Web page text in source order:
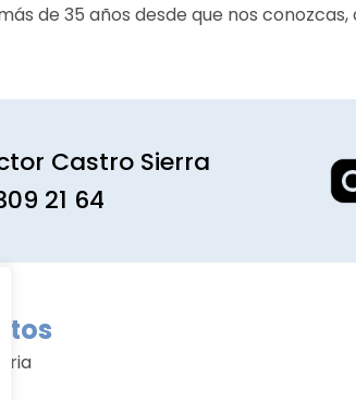
de 35 años desde que nos
Castro Sierra
21 64